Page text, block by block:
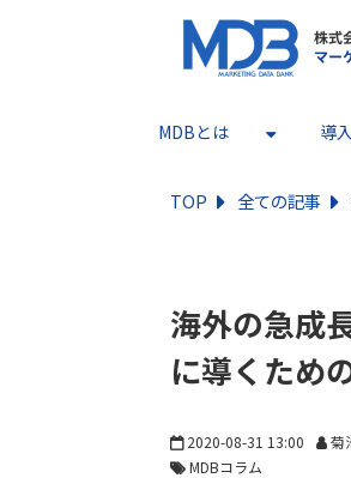
MDBとは 導
TOP 全ての記事
海外の急成
に導くため
2020-08-31 13:00
菊
MDBコラム